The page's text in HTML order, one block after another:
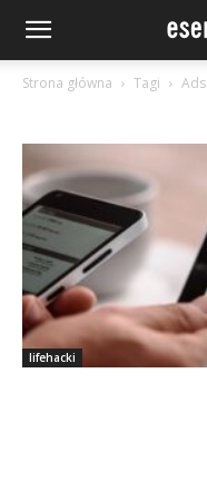
Strona główna Tagi Ads
lifehacki